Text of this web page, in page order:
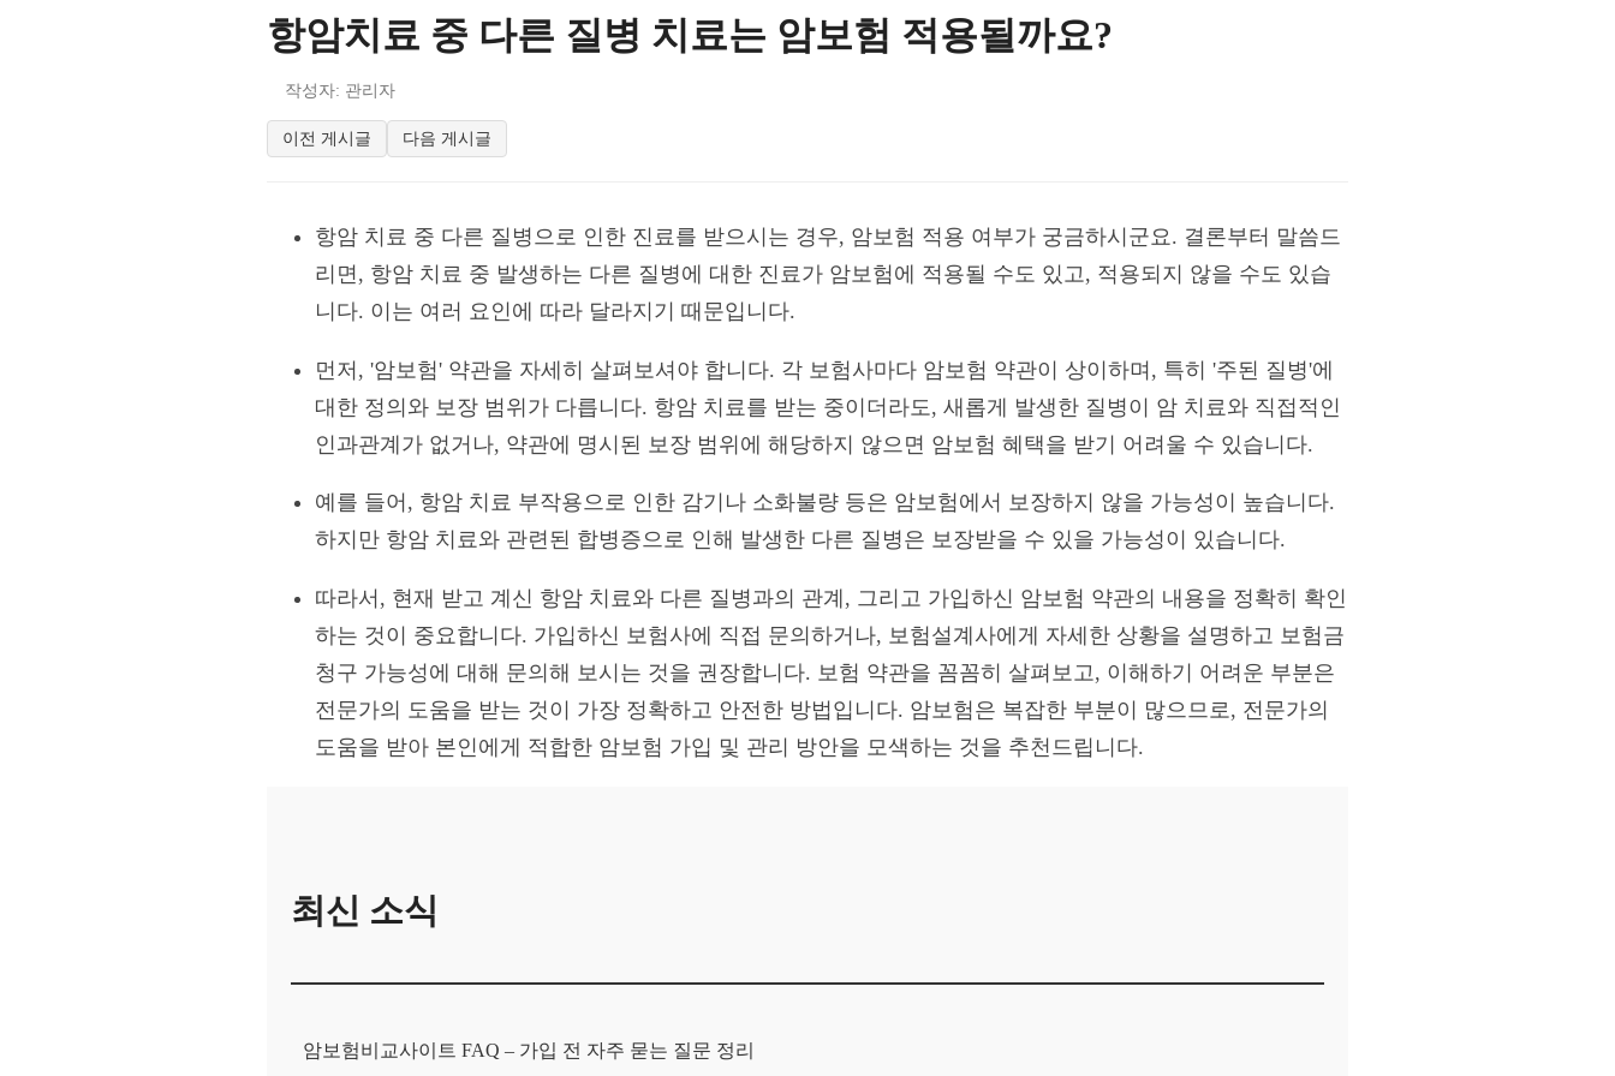
항암치료 중 다른 질병 치료는 암보험 적용될까요?
작성자: 관리자
이전 게시글 다음 게시글
항암 치료 중 다른 질병으로 인한 진료를 받으시는 경우, 암보험 적용 여부가 궁금하시군요. 결론부터 말씀드
리면, 항암 치료 중 발생하는 다른 질병에 대한 진료가 암보험에 적용될 수도 있고, 적용되지 않을 수도 있습
니다. 이는 여러 요인에 따라 달라지기 때문입니다.
먼저, '암보험' 약관을 자세히 살펴보셔야 합니다. 각 보험사마다 암보험 약관이 상이하며, 특히 '주된 질병'에
대한 정의와 보장 범위가 다릅니다. 항암 치료를 받는 중이더라도, 새롭게 발생한 질병이 암 치료와 직접적인
인과관계가 없거나, 약관에 명시된 보장 범위에 해당하지 않으면 암보험 혜택을 받기 어려울 수 있습니다.
예를 들어, 항암 치료 부작용으로 인한 감기나 소화불량 등은 암보험에서 보장하지 않을 가능성이 높습니다.
하지만 항암 치료와 관련된 합병증으로 인해 발생한 다른 질병은 보장받을 수 있을 가능성이 있습니다.
따라서, 현재 받고 계신 항암 치료와 다른 질병과의 관계, 그리고 가입하신 암보험 약관의 내용을 정확히 확인
하는 것이 중요합니다. 가입하신 보험사에 직접 문의하거나, 보험설계사에게 자세한 상황을 설명하고 보험금
청구 가능성에 대해 문의해 보시는 것을 권장합니다. 보험 약관을 꼼꼼히 살펴보고, 이해하기 어려운 부분은
전문가의 도움을 받는 것이 가장 정확하고 안전한 방법입니다. 암보험은 복잡한 부분이 많으므로, 전문가의
도움을 받아 본인에게 적합한 암보험 가입 및 관리 방안을 모색하는 것을 추천드립니다.
최신 소식
암보험비교사이트 FAQ – 가입 전 자주 묻는 질문 정리